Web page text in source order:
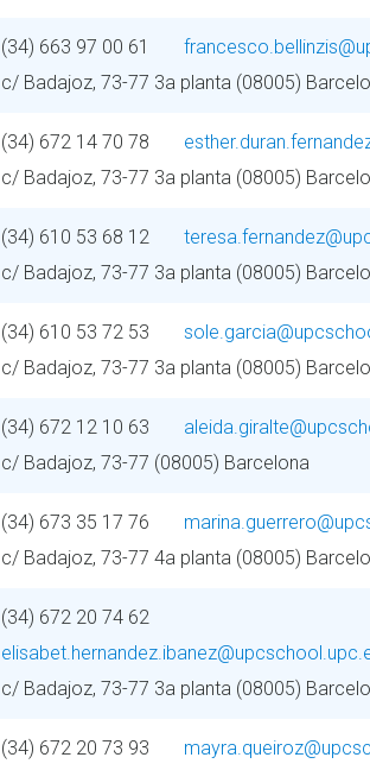
(34) 663 97 00 61
c/ Badajoz, 73-77 3a planta (08005)
(34) 672 14 70 78
c/ Badajoz, 73-77 3a planta (08005)
(34) 610 53 68 12
c/ Badajoz, 73-77 3a planta (08005)
(34) 610 53 72 53
c/ Badajoz, 73-77 3a planta (08005)
(34) 672 12 10 63
c/ Badajoz, 73-77 (08005) Barcelona
(34) 673 35 17 76
c/ Badajoz, 73-77 4a planta (08005)
(34) 672 20 74 62
c/ Badajoz, 73-77 3a planta (08005)
(34) 672 20 73 93